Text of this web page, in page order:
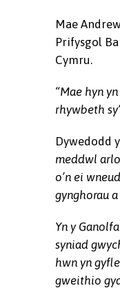
Mae
Prifysgol
Cymru.
“Mae hyn
rhywbeth
Dywedodd
meddwl
o’n ei
gynghorau
Yn y
syniad
hwn yn
gweithio